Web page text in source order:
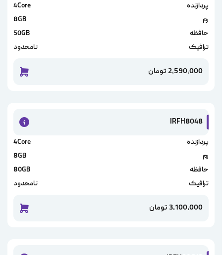
پردازنده
رم
حافظه
ترافیک
4Core
8GB
50GB
نامحدود
2,590,000 تومان
خرید
IRFH8048
پردازنده
رم
حافظه
ترافیک
4Core
8GB
80GB
نامحدود
3,100,000 تومان
خرید